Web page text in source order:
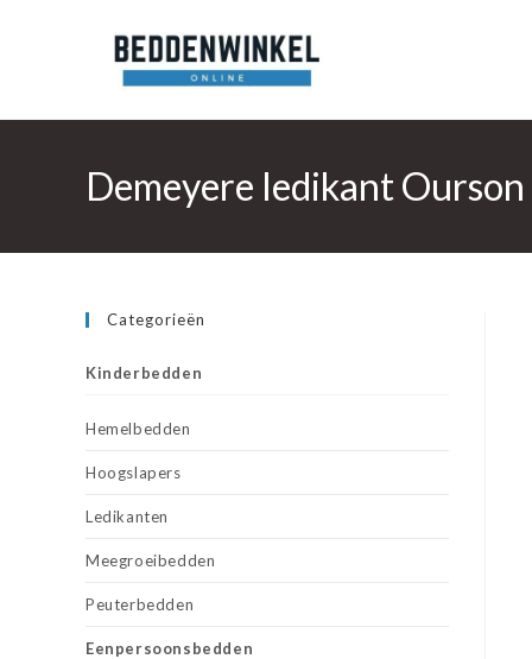
Demeyere ledikant
Categorieën
Kinderbedden
Hemelbedden
Hoogslapers
Ledikanten
Meegroeibedden
Peuterbedden
Eenpersoonsbedden